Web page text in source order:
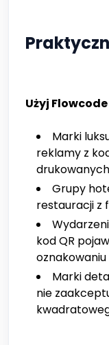
Użyj
Marki
reklamy z
Grupy
restauracji z
kod QR
Marki
nie